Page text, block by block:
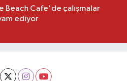
Beach Cafe'de çalışmalar
ediyor